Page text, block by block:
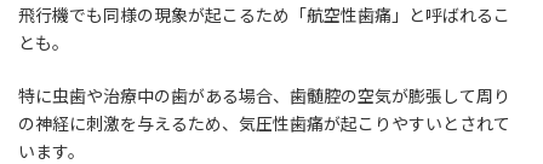
飛行機でも同様の現象が起こるため「航空性歯痛」と呼ばれるこ
とも。
特に虫歯や治療中の歯がある場合、歯髄腔の空気が膨張して周り
の神経に刺激を与えるため、気圧性歯痛が起こりやすいとされて
います。